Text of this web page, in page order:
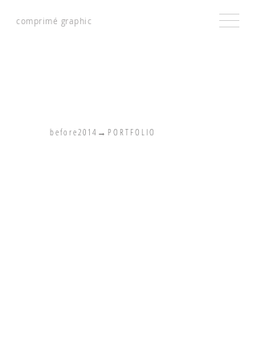
comprimé graphic
b e f o r e 2 0 1 4 → P O R T F O L I O